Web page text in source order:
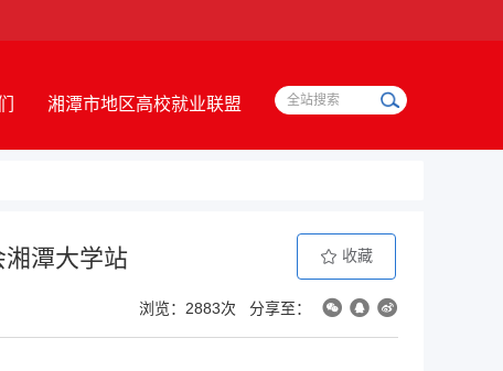
湘潭市地区高校就业联盟
湘潭大学站 收藏
浏览：2883次 分享至：